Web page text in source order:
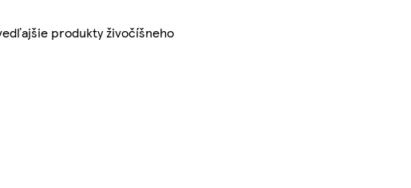
produkty živočíšneho